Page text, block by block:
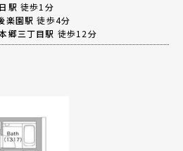
駅 徒歩1分
楽園駅 徒歩4分
郷三丁目駅 徒歩12分